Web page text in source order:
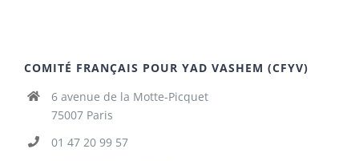
COMITÉ FRANÇAIS POUR YAD VASHEM (CFYV)
6 avenue de la Motte-Picquet
75007 Paris
01 47 20 99 57